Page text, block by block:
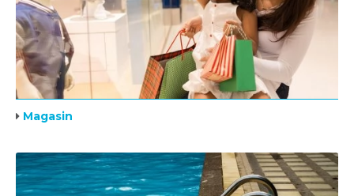
Magasin